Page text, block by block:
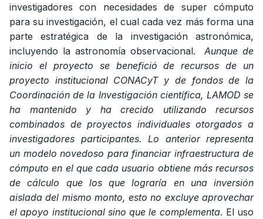
investigadores con necesidades de super cómputo
para su investigación, el cual cada vez más forma una
parte estratégica de la investigación astronómica,
incluyendo la astronomía observacional.Aunque de
inicio el proyecto se benefició de recursos de un
proyecto institucional CONACyT y de fondos de la
Coordinación de la Investigación científica, LAMOD se
ha mantenido y ha crecido utilizando recursos
combinados de proyectos individuales otorgados a
investigadores participantes. Lo anterior representa
un modelo novedoso para financiar infraestructura de
cómputo en el que cada usuario obtiene más recursos
de cálculo que los que lograría en una inversión
aislada del mismo monto, esto no excluye aprovechar
el apoyo institucional sino que le complementa. El uso